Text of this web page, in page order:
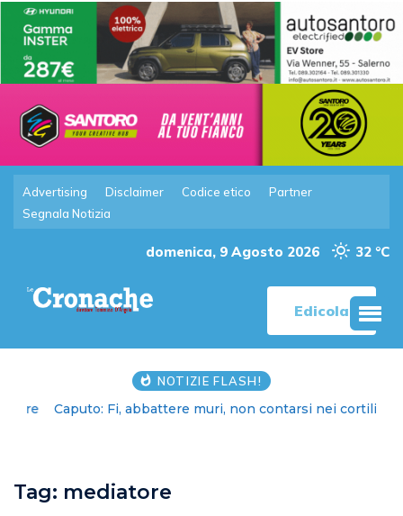
Advertising Disclaimer Codice etico
Partner
Segnala Notizia
domenica, 9 Agosto 2026 32 °C
Edicola
NOTIZIE FLASH!
Caputo: Fi, abbattere muri, non contarsi nei cortili